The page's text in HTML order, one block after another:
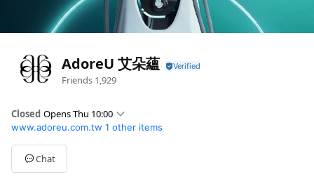
AdoreU 艾朵蘊
Friends 1,929
Closed Opens Thu 10:00
SunClosed
Mon10:00 - 19:00
Tue10:00 - 19:00
Wed10:00 - 19:00
www.adoreu.com.tw 1 other items
Chat